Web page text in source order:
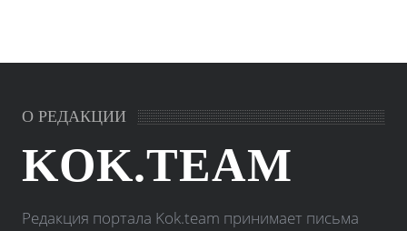
О РЕДАКЦИИ
KOK.TEAM
Редакция портала Kok.team принимает письма